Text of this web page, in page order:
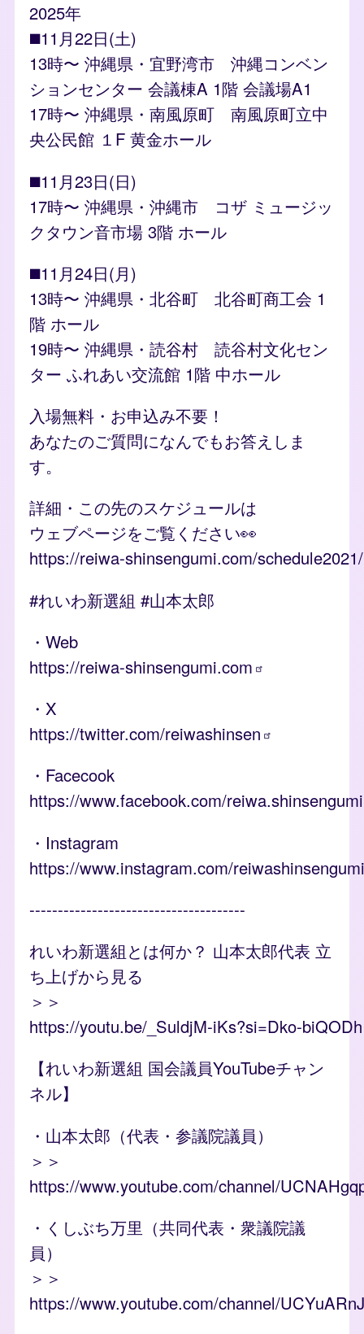
2025年
◼️11月22日(土)
13時〜 沖縄県・宜野湾市 沖縄コンベン
ションセンター 会議棟A 1階 会議場A1
17時〜 沖縄県・南風原町 南風原町立中
央公民館 １F 黄金ホール
◼️11月23日(日)
17時〜 沖縄県・沖縄市 コザ ミュージッ
クタウン音市場 3階 ホール
◼️11月24日(月)
13時〜 沖縄県・北谷町 北谷町商工会 1
階 ホール
19時〜 沖縄県・読谷村 読谷村文化セン
ター ふれあい交流館 1階 中ホール
入場無料・お申込み不要！
あなたのご質問になんでもお答えしま
す。
詳細・この先のスケジュールは
ウェブページをご覧ください👀
https://reiwa-shinsengumi.com/schedule2021/
#れいわ新選組 #山本太郎
・Web
https://reiwa-shinsengumi.com
・X
https://twitter.com/reiwashinsen
・Facecook
https://www.facebook.com/reiwa.shinsengumi
・Instagram
https://www.instagram.com/reiwashinsengumi
--------------------------------------
れいわ新選組とは何か？ 山本太郎代表 立
ち上げから見る
＞＞
https://youtu.be/_SuldjM-iKs?si=Dko-
【れいわ新選組 国会議員YouTubeチャン
ネル】
・山本太郎（代表・参議院議員）
＞＞
https://www.youtube.com/channel/
・くしぶち万里（共同代表・衆議院議
員）
＞＞
https://www.youtube.com/channel/